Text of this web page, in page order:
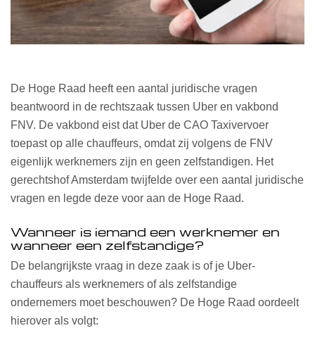
De Hoge Raad heeft een aantal juridische vragen
beantwoord in de rechtszaak tussen Uber en vakbond
FNV. De vakbond eist dat Uber de CAO Taxivervoer
toepast op alle chauffeurs, omdat zij volgens de FNV
eigenlijk werknemers zijn en geen zelfstandigen. Het
gerechtshof Amsterdam twijfelde over een aantal juridische
vragen en legde deze voor aan de Hoge Raad.
Wanneer is iemand een werknemer en
wanneer een zelfstandige?
De belangrijkste vraag in deze zaak is of je Uber-
chauffeurs als werknemers of als zelfstandige
ondernemers moet beschouwen? De Hoge Raad oordeelt
hierover als volgt: